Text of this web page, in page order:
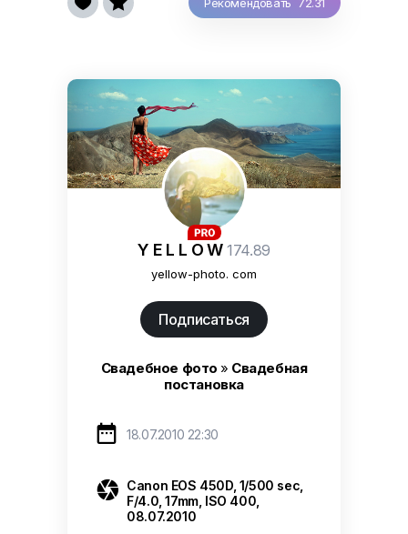
Y E L L O W 174.89
yellow-photo. com
Подписаться
Свадебное фото » Свадебная
постановка
 18.07.2010 22:30
 Canon EOS 450D, 1/500 sec,
F/4.0, 17mm, ISO 400,
08.07.2010